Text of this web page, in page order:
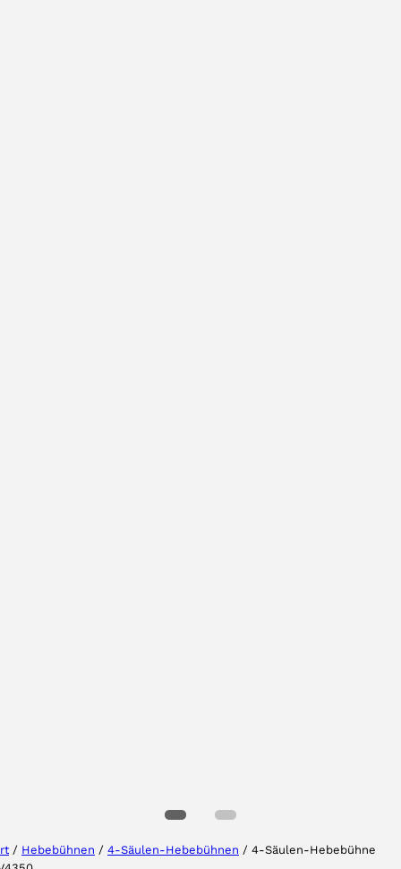
/ Hebebühnen / 4-Säulen-Hebebühnen / 4-Säulen-Hebebühne